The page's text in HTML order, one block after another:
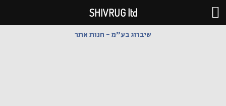
דילוג
לתוכן
שיברוג בע"מ - חנות אתר
SHIVRUG ltd